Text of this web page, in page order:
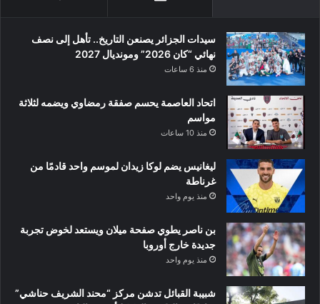
سيدات الجزائر يصنعن التاريخ.. تأهل إلى نصف
نهائي “كان 2026” ومونديال 2027
منذ 6 ساعات
اتحاد العاصمة يحسم صفقة رمضاوي ويضمه لثلاثة
مواسم
منذ 10 ساعات
ليغانيس يضم لوكا زيدان لموسم واحد قادمًا من
غرناطة
منذ يوم واحد
بن ناصر يطوي صفحة ميلان ويستعد لخوض تجربة
جديدة خارج أوروبا
منذ يوم واحد
شبيبة القبائل تدشن مركز “محند الشريف حناشي”